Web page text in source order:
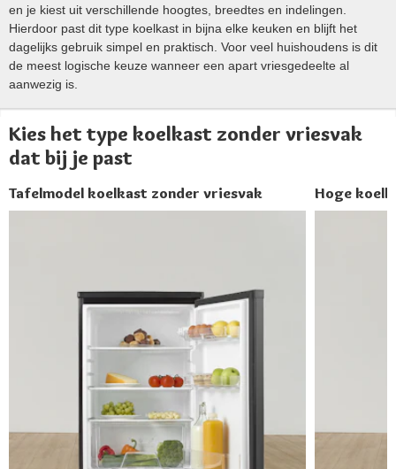
en je kiest uit verschillende hoogtes, breedtes en indelingen.
Hierdoor past dit type koelkast in bijna elke keuken en blijft het
dagelijks gebruik simpel en praktisch. Voor veel huishoudens is dit
de meest logische keuze wanneer een apart vriesgedeelte al
aanwezig is.
Kies het type koelkast zonder vriesvak
dat bij je past
Tafelmodel koelkast zonder vriesvak Hoge